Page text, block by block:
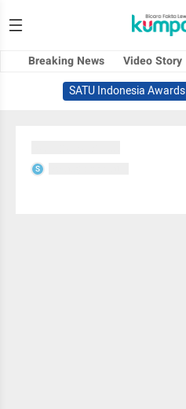
Breaking News Video Story
SATU Indonesia Awards
S